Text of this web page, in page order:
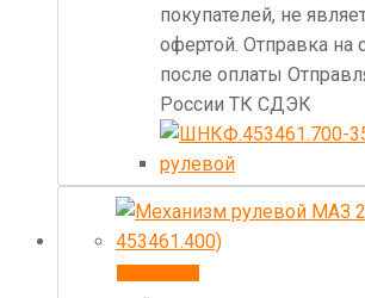
покупателей, не
офертой. Отправка
после оплаты
России ТК СДЭК